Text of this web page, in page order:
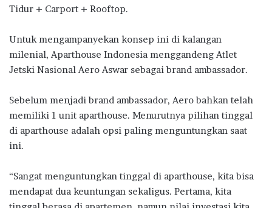
Tidur + Carport + Rooftop.
Untuk mengampanyekan konsep ini di kalangan
milenial, Aparthouse Indonesia menggandeng Atlet
Jetski Nasional Aero Aswar sebagai brand ambassador.
Sebelum menjadi brand ambassador, Aero bahkan telah
memiliki 1 unit aparthouse. Menurutnya pilihan tinggal
di aparthouse adalah opsi paling menguntungkan saat
ini.
“Sangat menguntungkan tinggal di aparthouse, kita bisa
mendapat dua keuntungan sekaligus. Pertama, kita